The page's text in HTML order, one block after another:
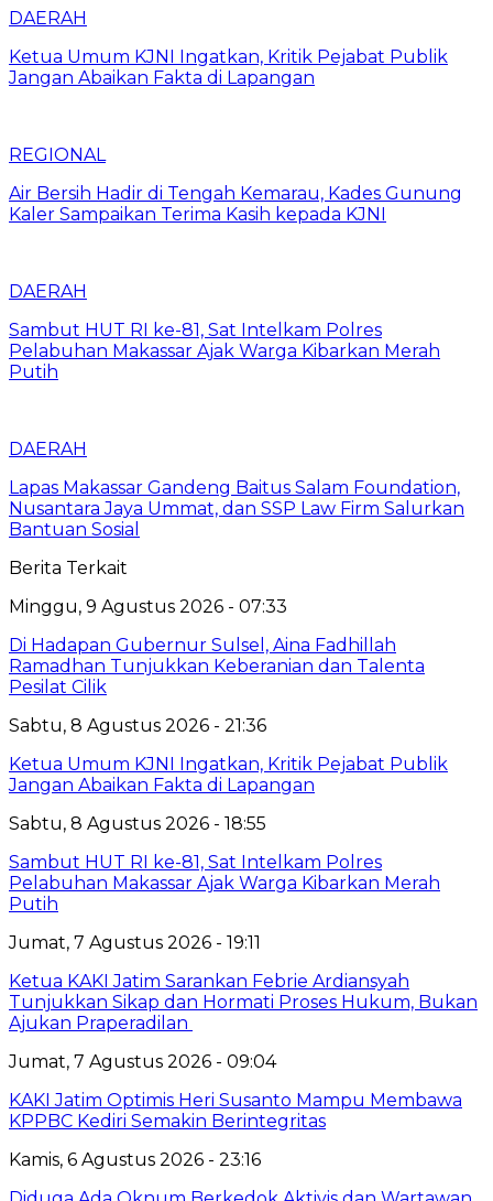
DAERAH
Ketua Umum KJNI Ingatkan, Kritik Pejabat Publik
Jangan Abaikan Fakta di Lapangan
REGIONAL
Air Bersih Hadir di Tengah Kemarau, Kades Gunung
Kaler Sampaikan Terima Kasih kepada KJNI
DAERAH
Sambut HUT RI ke-81, Sat Intelkam Polres
Pelabuhan Makassar Ajak Warga Kibarkan Merah
Putih
DAERAH
Lapas Makassar Gandeng Baitus Salam Foundation,
Nusantara Jaya Ummat, dan SSP Law Firm Salurkan
Bantuan Sosial
Berita Terkait
Minggu, 9 Agustus 2026 - 07:33
Di Hadapan Gubernur Sulsel, Aina Fadhillah
Ramadhan Tunjukkan Keberanian dan Talenta
Pesilat Cilik
Sabtu, 8 Agustus 2026 - 21:36
Ketua Umum KJNI Ingatkan, Kritik Pejabat Publik
Jangan Abaikan Fakta di Lapangan
Sabtu, 8 Agustus 2026 - 18:55
Sambut HUT RI ke-81, Sat Intelkam Polres
Pelabuhan Makassar Ajak Warga Kibarkan Merah
Putih
Jumat, 7 Agustus 2026 - 19:11
Ketua KAKI Jatim Sarankan Febrie Ardiansyah
Tunjukkan Sikap dan Hormati Proses Hukum, Bukan
Ajukan Praperadilan
Jumat, 7 Agustus 2026 - 09:04
KAKI Jatim Optimis Heri Susanto Mampu Membawa
KPPBC Kediri Semakin Berintegritas
Kamis, 6 Agustus 2026 - 23:16